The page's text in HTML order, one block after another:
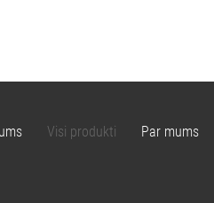
Visi produkti Par mums